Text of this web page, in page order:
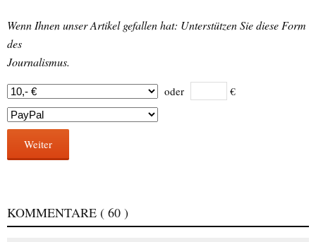
Wenn Ihnen unser Artikel gefallen hat: Unterstützen Sie diese Form
des
Journalismus.
oder €
Weiter
KOMMENTARE ( 60 )